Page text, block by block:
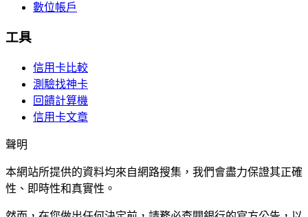
數位帳戶
工具
信用卡比較
測驗找神卡
回饋計算機
信用卡文章
聲明
本網站所提供的資料均來自網路搜集，我們會盡力保證其正確
性、即時性和真實性。